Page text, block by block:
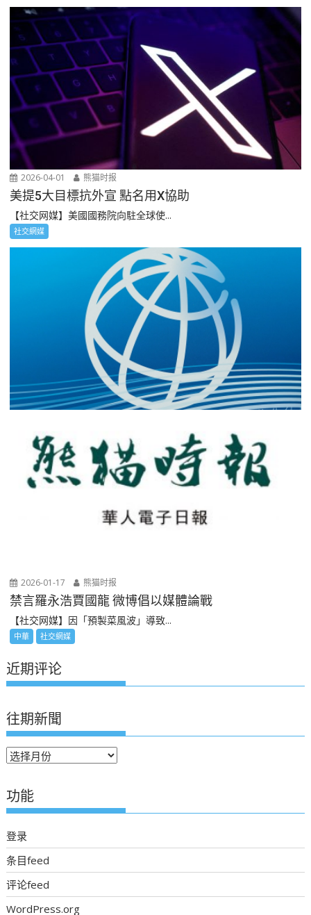
2026-04-01 熊猫时报
美提5大目標抗外宣 點名用X協助
【社交网媒】美國國務院向駐全球使...
社交網媒
2026-01-17 熊猫时报
禁言羅永浩賈國龍 微博倡以媒體論戰
【社交网媒】因「預製菜風波」導致...
中華 社交網媒
近期评论
往期新聞
往
新
聞
功能
登录
条目feed
评论feed
WordPress.org